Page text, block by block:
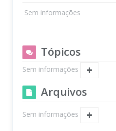
Sem informações
Tópicos
Sem informações
Arquivos
Sem informações